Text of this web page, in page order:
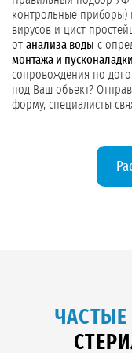
контрольные приборы)
вирусов и цист
от анализа воды с
монтажа и пусконаладки
сопровождения по
под Ваш объект?
форму, специалисты